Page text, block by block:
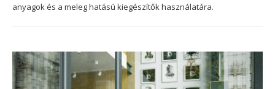
anyagok és a meleg hatású kiegészítők használatára.